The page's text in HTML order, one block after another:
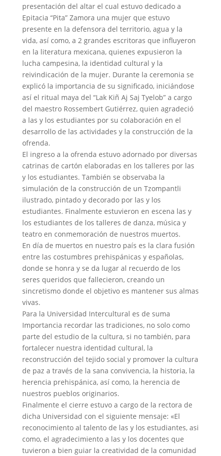
presentación del altar el cual estuvo dedicado a
Epitacia “Pita” Zamora una mujer que estuvo
presente en la defensora del territorio, agua y la
vida, así como, a 2 grandes escritoras que influyeron
en la literatura mexicana, quienes expusieron la
lucha campesina, la identidad cultural y la
reivindicación de la mujer. Durante la ceremonia se
explicó la importancia de su significado, iniciándose
así el ritual maya del “Lak Kiñ Aj Saj Tyelob” a cargo
del maestro Rossembert Gutiérrez, quien agradeció
a las y los estudiantes por su colaboración en el
desarrollo de las actividades y la construcción de la
ofrenda.
El ingreso a la ofrenda estuvo adornado por diversas
catrinas de cartón elaboradas en los talleres por las
y los estudiantes. También se observaba la
simulación de la construcción de un Tzompantli
ilustrado, pintado y decorado por las y los
estudiantes. Finalmente estuvieron en escena las y
los estudiantes de los talleres de danza, música y
teatro en conmemoración de nuestros muertos.
En día de muertos en nuestro país es la clara fusión
entre las costumbres prehispánicas y españolas,
donde se honra y se da lugar al recuerdo de los
seres queridos que fallecieron, creando un
sincretismo donde el objetivo es mantener sus almas
vivas.
Para la Universidad Intercultural es de suma
Importancia recordar las tradiciones, no solo como
parte del estudio de la cultura, si no también, para
fortalecer nuestra identidad cultural, la
reconstrucción del tejido social y promover la cultura
de paz a través de la sana convivencia, la historia, la
herencia prehispánica, así como, la herencia de
nuestros pueblos originarios.
Finalmente el cierre estuvo a cargo de la rectora de
dicha Universidad con el siguiente mensaje: «El
reconocimiento al talento de las y los estudiantes, asi
como, el agradecimiento a las y los docentes que
tuvieron a bien guiar la creatividad de la comunidad